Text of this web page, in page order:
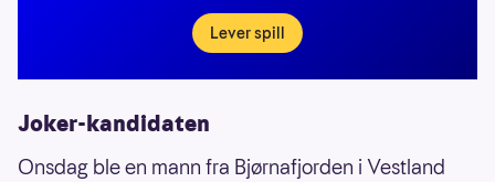
Lever spill
Joker-kandidaten
Onsdag ble en mann fra Bjørnafjorden i Vestland